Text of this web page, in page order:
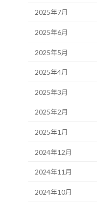
2025年7月
2025年6月
2025年5月
2025年4月
2025年3月
2025年2月
2025年1月
2024年12月
2024年11月
2024年10月